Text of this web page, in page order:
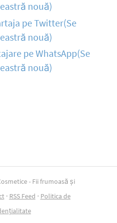
nouă)
pe Twitter(Se
nouă)
pe WhatsApp(Se
nouă)
- Fii frumoasă și
⋅ RSS Feed ⋅ Politica de